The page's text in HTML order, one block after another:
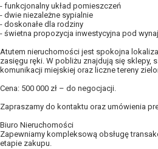
- funkcjonalny układ pomieszczeń
- dwie niezależne sypialnie
- doskonałe dla rodziny
- świetna propozycja inwestycyjna pod
Atutem nieruchomości jest spokojna
zasięgu ręki. W pobliżu znajdują się sklepy,
komunikacji miejskiej oraz liczne tereny
Cena: 500 000 zł – do negocjacji.
Zapraszamy do kontaktu oraz umówienia
Biuro Nieruchomości
Zapewniamy kompleksową obsługę
etapie zakupu.